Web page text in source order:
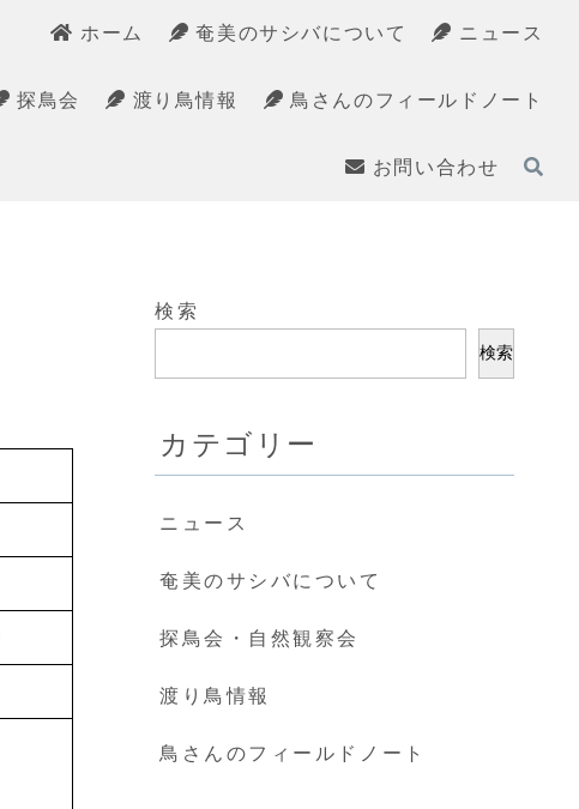
ホーム 奄美のサシバについて ニュース
探鳥会 渡り鳥情報 鳥さんのフィールドノート
お問い合わせ
検索
検索
カテゴリー
ニュース
奄美のサシバについて
探鳥会・自然観察会
渡り鳥情報
鳥さんのフィールドノート